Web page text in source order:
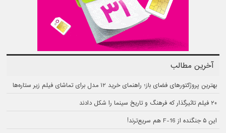
آخرین مطالب
بهترین پروژکتورهای فضای باز؛ راهنمای خرید ۱۲ مدل برای تماشای فیلم زیر ستاره‌ها
۲۰ فیلم تاثیرگذار که فرهنگ و تاریخ سینما را شکل دادند
این ۵ جنگنده از F-16 هم سریع‌ترند!